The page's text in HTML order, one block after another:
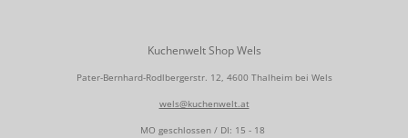
Kuchenwelt Shop Wels
Pater-Bernhard-Rodlbergerstr. 12, 4600 Thalheim bei Wels
wels@kuchenwelt.at
MO geschlossen / DI: 15 - 18